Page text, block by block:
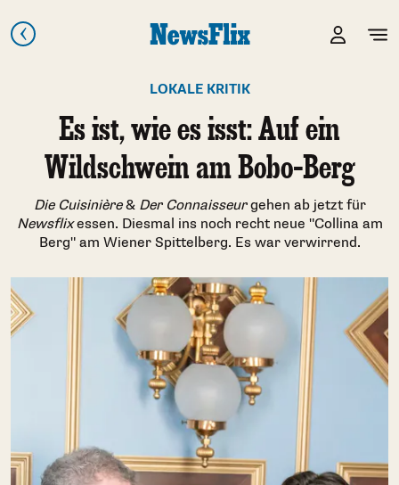
LOKALE KRITIK
Es ist, wie es isst: Auf ein
Wildschwein am Bobo-Berg
Die Cuisinière& Der Connaisseurgehen ab jetzt für
Newsflixessen. Diesmal ins noch recht neue "Collina am
Berg" am Wiener Spittelberg. Es war verwirrend.